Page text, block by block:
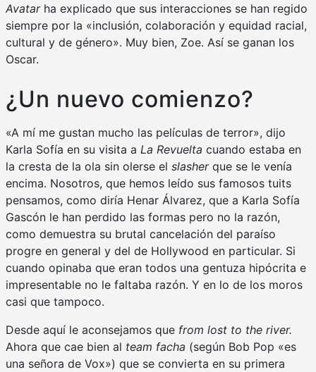
Avatarha explicado que sus interacciones se han regido
siempre por la «inclusión, colaboración y equidad racial,
cultural y de género». Muy bien, Zoe. Así se ganan los
Oscar.
¿Un nuevo comienzo?
«A mí me gustan mucho las películas de terror», dijo
Karla Sofía en su visita a La Revuelta cuando estaba en
la cresta de la ola sin olerse el slasherque se le venía
encima. Nosotros, que hemos leído sus famosos tuits
pensamos, como diría Henar Álvarez, que a Karla Sofía
Gascón le han perdido las formas pero no la razón,
como demuestra su brutal cancelación del paraíso
progre en general y del de Hollywood en particular. Si
cuando opinaba que eran todos una gentuza hipócrita e
impresentable no le faltaba razón. Y en lo de los moros
casi que tampoco.
Desde aquí le aconsejamos que from lost to the river.
Ahora que cae bien al team facha (según Bob Pop «es
una señora de Vox») que se convierta en su primera